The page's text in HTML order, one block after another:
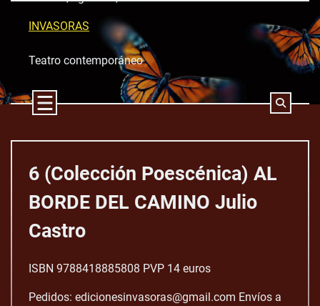
INVASORAS
Teatro contemporáneo
6 (Colección Poescénica) AL
BORDE DEL CAMINO Julio
Castro
ISBN 9788418885808 PVP 14 euros
Pedidos: edicionesinvasoras@gmail.com Envíos a